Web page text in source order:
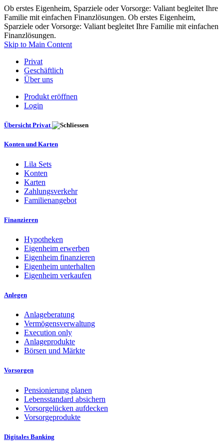
Ob erstes Eigenheim, Sparziele oder Vorsorge: Valiant begleitet Ihre
Familie mit einfachen Finanzlösungen. Ob erstes Eigenheim,
Sparziele oder Vorsorge: Valiant begleitet Ihre Familie mit einfachen
Finanzlösungen.
Skip to Main Content
Privat
Geschäftlich
Über uns
Produkt eröffnen
Login
Übersicht Privat
Konten und Karten
Lila Sets
Konten
Karten
Zahlungsverkehr
Familienangebot
Finanzieren
Hypotheken
Eigenheim erwerben
Eigenheim finanzieren
Eigenheim unterhalten
Eigenheim verkaufen
Anlegen
Anlageberatung
Vermögensverwaltung
Execution only
Anlageprodukte
Börsen und Märkte
Vorsorgen
Pensionierung planen
Lebensstandard absichern
Vorsorgelücken aufdecken
Vorsorgeprodukte
Digitales Banking